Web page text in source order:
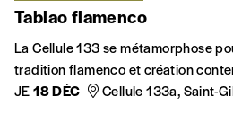
Tablao flamenco
La Cellule 133 se métamorphose
tradition flamenco et création
JE18 DÉC Cellule 133a, Saint-